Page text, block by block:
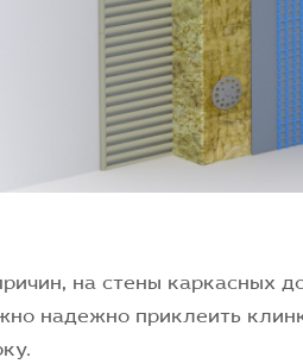
на стены каркасных
надежно приклеить